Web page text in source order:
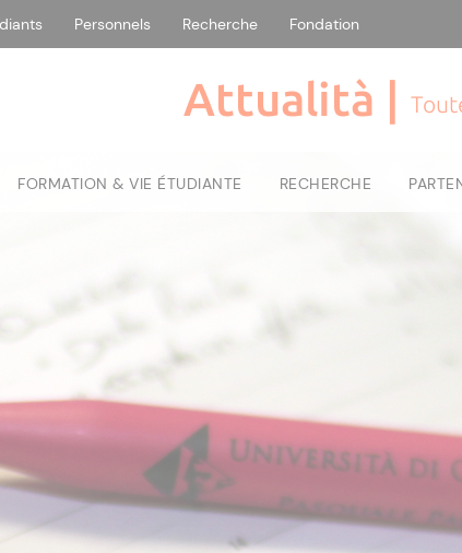
Personnels Recherche Fondation
Attualità |
FORMATION & VIE ÉTUDIANTE RECHERCHE